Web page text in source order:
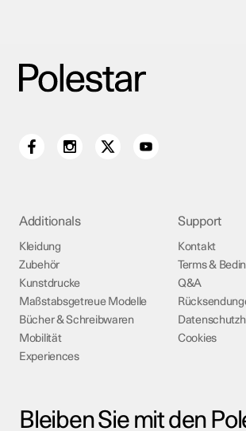
Additionals
Kleidung
Zubehör
Kunstdrucke
Maßstabsgetreue Modelle
Bücher & Schreibwaren
Mobilität
Experiences
Support
Kontakt
Terms &
Q&A
Cookies
Bleiben Sie mit den